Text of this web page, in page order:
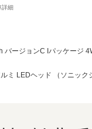
詳細
バージョンC Iパッケージ
ミ LEDヘッド （ソニック